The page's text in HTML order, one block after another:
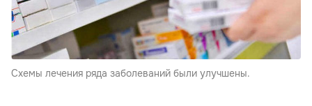
Схемы лечения ряда заболеваний были улучшены.